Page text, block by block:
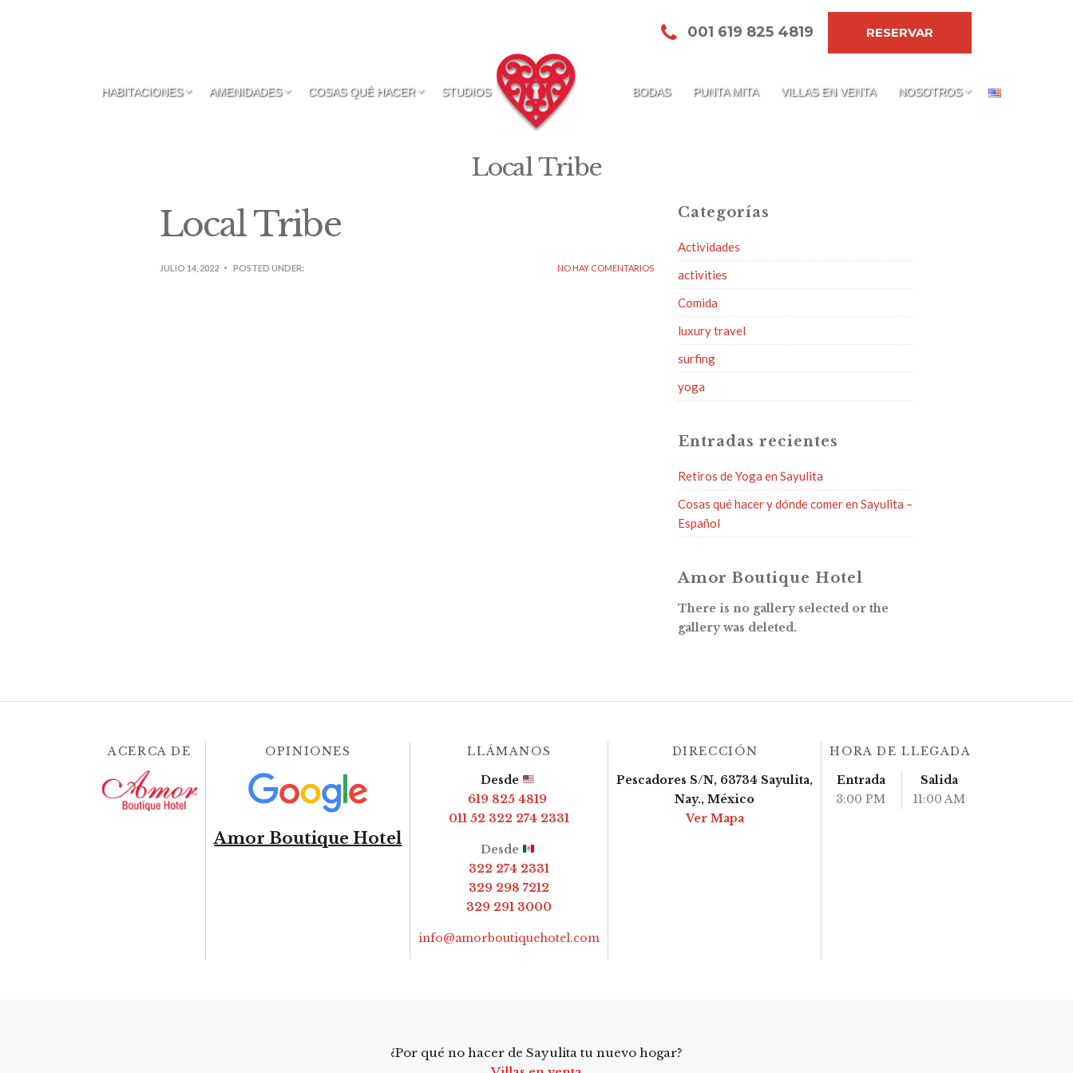
001 619 825 4819 RESERVAR
HABITACIONES AMENIDADES COSAS QUÉ HACER STUDIOS BODAS PUNTA MITA VILLAS EN VENTA NOSOTROS
Local Tribe
Local Tribe
JULIO 14, 2022 POSTED UNDER: NO HAY COMENTARIOS
Categorías
Actividades
activities
Comida
luxury travel
surfing
yoga
Entradas recientes
Retiros de Yoga en Sayulita
Cosas qué hacer y dónde comer en Sayulita –
Español
Amor Boutique Hotel
There is no gallery selected or the
gallery was deleted.
ACERCA DE OPINIONES
Amor Boutique Hotel
LLÁMANOS
Desde
619 825 4819
011 52 322 274 2331
Desde
322 274 2331
329 298 7212
329 291 3000
info@amorboutiquehotel.com
DIRECCIÓN
Pescadores S/N, 63734 Sayulita,
Nay., México
Ver Mapa
HORA DE LLEGADA
Entrada
3:00 PM
Salida
11:00 AM
¿Por qué no hacer de Sayulita tu nuevo hogar?